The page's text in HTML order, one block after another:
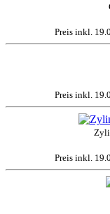
Preis inkl.
Preis inkl.
Preis inkl.